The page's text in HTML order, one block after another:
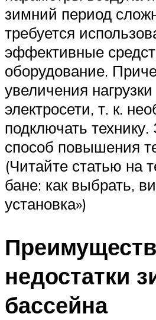
зимний период
требуется
эффективные
оборудование.
увеличения
электросети, т. к.
подключать
способ повышения
(Читайте статью на
бане: как выбрать,
установка»)
недостатки
бассейна